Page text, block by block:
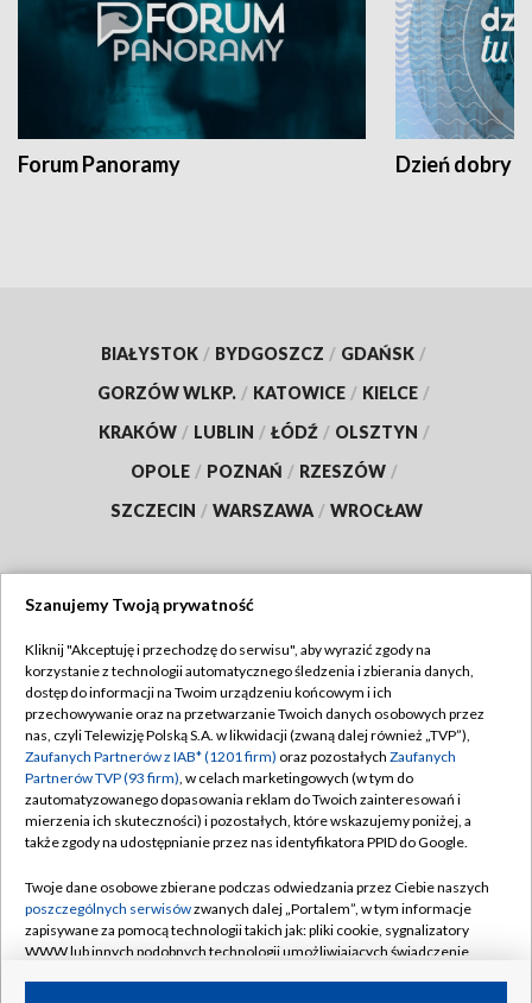
Forum Panoramy Dzień dobry
BIAŁYSTOK / BYDGOSZCZ / GDAŃSK /
GORZÓW WLKP. / KATOWICE / KIELCE /
KRAKÓW / LUBLIN / ŁÓDŹ / OLSZTYN /
OPOLE / POZNAŃ / RZESZÓW /
SZCZECIN / WARSZAWA / WROCŁAW
TVP
Abonament TVP
Emisja w TVP
Centrum informacji TVP
Naziemna Telewizja Cyfrowa
Rada Programowa
System NOS
Informacje o nadawcy
Regulamin TVP
Polityka prywatności
Moje zgody
Pomoc
Kontakt
Kanały
Szanujemy Twoją prywatność
Kliknij "Akceptuję i przechodzę do serwisu", aby wyrazić zgody na
korzystanie z technologii automatycznego śledzenia i zbierania danych,
dostęp do informacji na Twoim urządzeniu końcowym i ich
przechowywanie oraz na przetwarzanie Twoich danych osobowych przez
nas, czyli Telewizję Polską S.A. w likwidacji (zwaną dalej również „TVP”),
Zaufanych Partnerów z IAB* (1201 firm) oraz pozostałych Zaufanych
Partnerów TVP (93 firm), w celach marketingowych (w tym do
zautomatyzowanego dopasowania reklam do Twoich zainteresowań i
mierzenia ich skuteczności) i pozostałych, które wskazujemy poniżej, a
także zgody na udostępnianie przez nas identyfikatora PPID do Google.
Twoje dane osobowe zbierane podczas odwiedzania przez Ciebie naszych
poszczególnych serwisówzwanych dalej „Portalem”, w tym informacje
zapisywane za pomocą technologii takich jak: pliki cookie, sygnalizatory
WWW lub innych podobnych technologii umożliwiających świadczenie